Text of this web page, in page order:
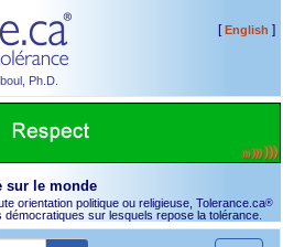
Ph.D.
[English ]
sur le monde
orientation politique ou religieuse, Tolerance.ca®
sur lesquels repose la tolérance.